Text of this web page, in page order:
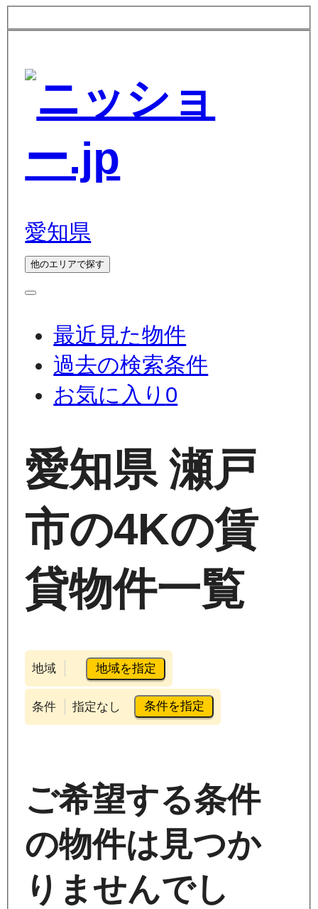
愛知県
他のエリアで探す
最近見た物件
過去の検索条件
お気に入り 0
愛知県 瀬戸
市の4Kの賃
貸物件一覧
地域 地域を指定
条件 指定なし 条件を指定
ご希望する条件
の物件は見つか
りませんでし